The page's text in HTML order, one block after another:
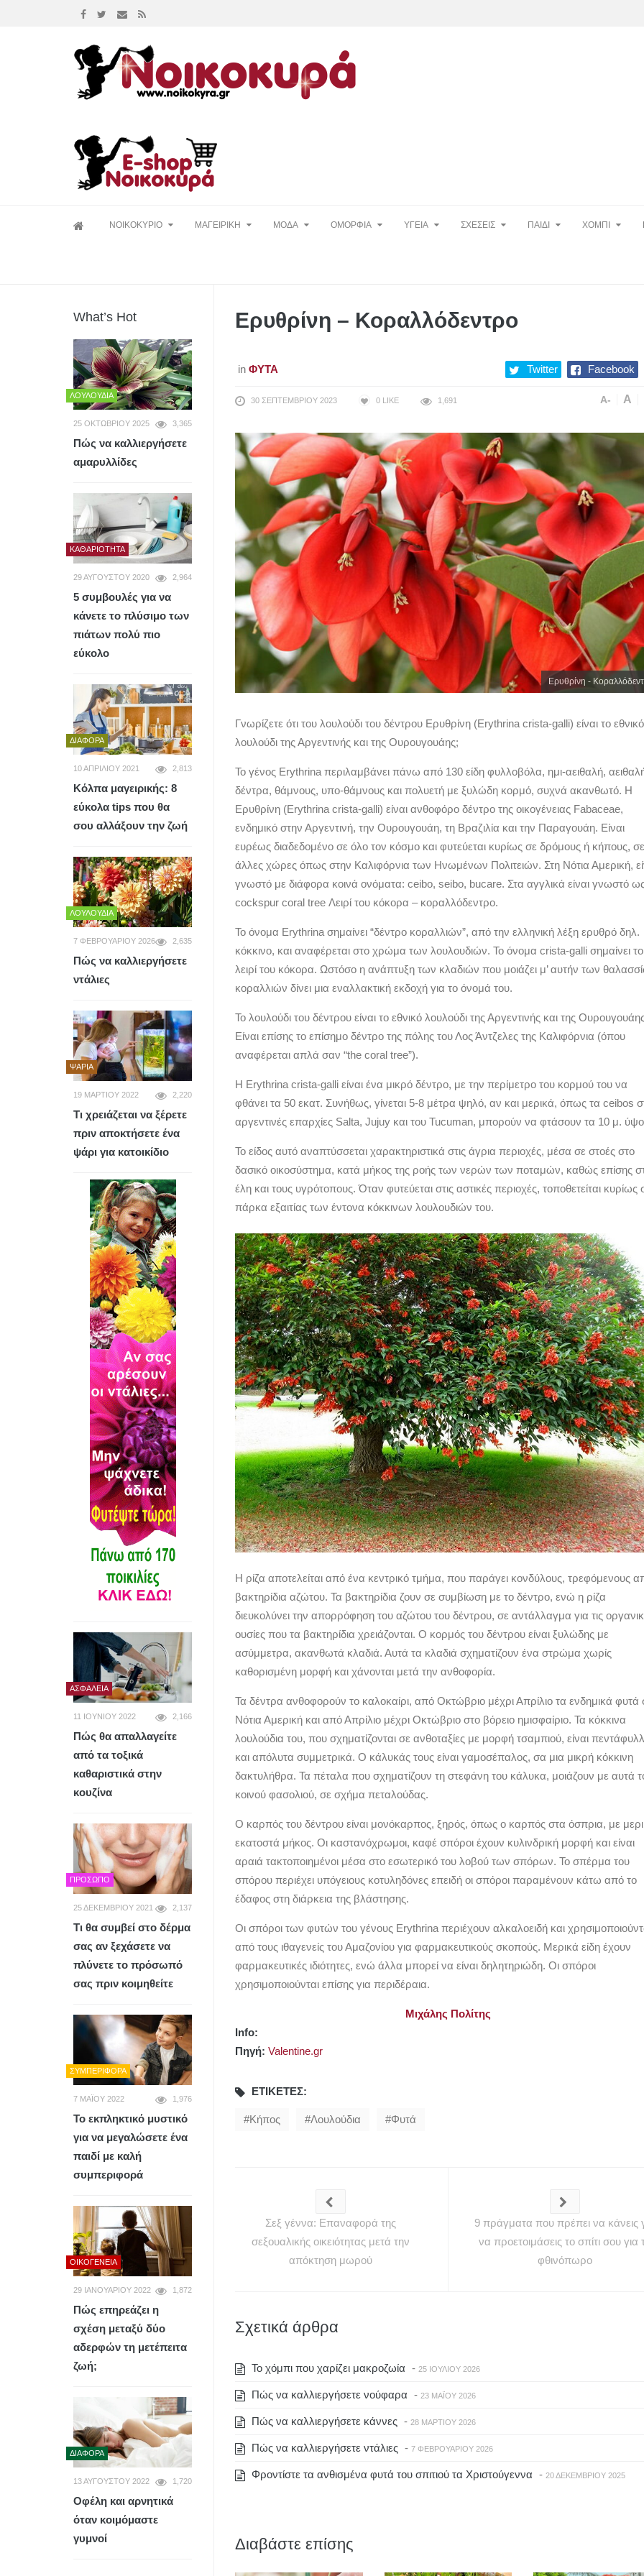
to
ΝΟΙΚΟΚΥΡΙΟ ΜΑΓΕΙΡΙΚΗ ΜΟΔΑ ΟΜΟΡΦΙΑ ΥΓΕΙΑ ΣΧΕΣΕΙΣ ΠΑΙΔΙ ΧΟΜΠΙ
Ερυθρίνη – Κοραλλόδεντρο
in ΦΥΤΆ Twitter Facebook
30 ΣΕΠΤΕΜΒΡΊΟΥ 2023 0 LIKE 1,691 A- A
Ερυθρίνη -
Γνωρίζετε ότι του λουλούδι του δέντρου Ερυθρίνη (Erythrina crista-galli) είναι το εθνικό
λουλούδι της Αργεντινής και της Ουρουγουάης;
Το γένος Erythrina περιλαμβάνει πάνω από 130 είδη φυλλοβόλα, ημι-αειθαλή,
δέντρα, θάμνους, υπο-θάμνους και πολυετή με ξυλώδη κορμό, συχνά ακανθωτό. Η
Ερυθρίνη (Erythrina crista-galli) είναι ανθοφόρο δέντρο της οικογένειας Fabaceae,
ενδημικό στην Αργεντινή, την Ουρουγουάη, τη Βραζιλία και την Παραγουάη. Είναι
ευρέως διαδεδομένο σε όλο τον κόσμο και φυτεύεται κυρίως σε δρόμους ή κήπους, σε
άλλες χώρες όπως στην Καλιφόρνια των Ηνωμένων Πολιτειών. Στη Νότια Αμερική,
γνωστό με διάφορα κοινά ονόματα: ceibo, seibo, bucare. Στα αγγλικά είναι γνωστό
cockspur coral tree Λειρί του κόκορα – κοραλλόδεντρο.
Το όνομα Erythrina σημαίνει “δέντρο κοραλλιών”, από την ελληνική λέξη ερυθρό δηλ.
κόκκινο, και αναφέρεται στο χρώμα των λουλουδιών. Το όνομα crista-galli σημαίνει το
λειρί του κόκορα. Ωστόσο η ανάπτυξη των κλαδιών που μοιάζει μ’ αυτήν των
κοραλλιών δίνει μια εναλλακτική εκδοχή για το όνομά του.
Το λουλούδι του δέντρου είναι το εθνικό λουλούδι της Αργεντινής και της
Είναι επίσης το επίσημο δέντρο της πόλης του Λος Άντζελες της Καλιφόρνια (όπου
αναφέρεται απλά σαν “the coral tree”).
Η Erythrina crista-galli είναι ένα μικρό δέντρο, με την περίμετρο του κορμού του να
φθάνει τα 50 εκατ. Συνήθως, γίνεται 5-8 μέτρα ψηλό, αν και μερικά, όπως τα ceibos
αργεντινές επαρχίες Salta, Jujuy και του Tucuman, μπορούν να φτάσουν τα 10 μ.
Το είδος αυτό αναπτύσσεται χαρακτηριστικά στις άγρια περιοχές, μέσα σε στοές στο
δασικό οικοσύστημα, κατά μήκος της ροής των νερών των ποταμών, καθώς επίσης
έλη και τους υγρότοπους. Όταν φυτεύεται στις αστικές περιοχές, τοποθετείται κυρίως
πάρκα εξαιτίας των έντονα κόκκινων λουλουδιών του.
Η ρίζα αποτελείται από ένα κεντρικό τμήμα, που παράγει κονδύλους, τρεφόμενους
βακτηρίδια αζώτου. Τα βακτηρίδια ζουν σε συμβίωση με το δέντρο, ενώ η ρίζα
διευκολύνει την απορρόφηση του αζώτου του δέντρου, σε αντάλλαγμα για τις
ουσίες που τα βακτηρίδια χρειάζονται. Ο κορμός του δέντρου είναι ξυλώδης με
ασύμμετρα, ακανθωτά κλαδιά. Αυτά τα κλαδιά σχηματίζουν ένα στρώμα χωρίς
καθορισμένη μορφή και χάνονται μετά την ανθοφορία.
Τα δέντρα ανθοφορούν το καλοκαίρι, από Οκτώβριο μέχρι Απρίλιο τα ενδημικά φυτά
Νότια Αμερική και από Απρίλιο μέχρι Οκτώβριο στο βόρειο ημισφαίριο. Τα κόκκινα
λουλούδια του, που σχηματίζονται σε ανθοταξίες με μορφή τσαμπιού, είναι
και απόλυτα συμμετρικά. Ο κάλυκάς τους είναι γαμοσέπαλος, σα μια μικρή κόκκινη
δακτυλήθρα. Τα πέταλα που σχηματίζουν τη στεφάνη του κάλυκα, μοιάζουν με αυτά
κοινού φασολιού, σε σχήμα πεταλούδας.
Ο καρπός του δέντρου είναι μονόκαρπος, ξηρός, όπως ο καρπός στα όσπρια, με
εκατοστά μήκος. Οι καστανόχρωμοι, καφέ σπόροι έχουν κυλινδρική μορφή και είναι
αραιά τακτοποιημένοι μέσα στο εσωτερικό του λοβού των σπόρων. Το σπέρμα του
σπόρου περιέχει υπόγειους κοτυληδόνες επειδή οι σπόροι παραμένουν κάτω από το
έδαφος στη διάρκεια της βλάστησης.
Οι σπόροι των φυτών του γένους Erythrina περιέχουν αλκαλοειδή και
από τους ιθαγενείς του Αμαζονίου για φαρμακευτικούς σκοπούς. Μερικά είδη έχουν
φαρμακευτικές ιδιότητες, ενώ άλλα μπορεί να είναι δηλητηριώδη. Οι σπόροι
χρησιμοποιούνται επίσης για περιδέραια.
Μιχάλης Πολίτης
Info:
Πηγή: Valentine.gr
ΕΤΙΚΈΤΕΣ:
Κήπος Λουλούδια Φυτά
Σεξ γέννα: Επαναφορά της
σεξουαλικής οικειότητας μετά την
απόκτηση μωρού
9 πράγματα που πρέπει να κάνεις
να προετοιμάσεις το σπίτι σου για
φθινόπωρο
Σχετικά άρθρα
To χόμπι που χαρίζει μακροζωία - 25 ΙΟΥΛΊΟΥ 2026
Πώς να καλλιεργήσετε νούφαρα - 23 ΜΑΪ́ΟΥ 2026
Πώς να καλλιεργήσετε κάννες - 28 ΜΑΡΤΊΟΥ 2026
Πώς να καλλιεργήσετε ντάλιες - 7 ΦΕΒΡΟΥΑΡΊΟΥ 2026
Φροντίστε τα ανθισμένα φυτά του σπιτιού τα Χριστούγεννα - 20 ΔΕΚΕΜΒΡΊΟΥ 2025
Διαβάστε επίσης
What’s Hot
ΛΟΥΛΟΎΔΙΑ
25 ΟΚΤΩΒΡΊΟΥ 2025 3,365
Πώς να καλλιεργήσετε
αμαρυλλίδες
ΚΑΘΑΡΙΌΤΗΤΑ
29 ΑΥΓΟΎΣΤΟΥ 2020 2,964
5 συμβουλές για να
κάνετε το πλύσιμο των
πιάτων πολύ πιο
εύκολο
ΔΙΆΦΟΡΑ
10 ΑΠΡΙΛΊΟΥ 2021 2,813
Κόλπα μαγειρικής: 8
εύκολα tips που θα
σου αλλάξουν την ζωή
ΛΟΥΛΟΎΔΙΑ
7 ΦΕΒΡΟΥΑΡΊΟΥ 2026 2,635
Πώς να καλλιεργήσετε
ντάλιες
ΨΆΡΙΑ
19 ΜΑΡΤΊΟΥ 2022 2,220
Τι χρειάζεται να ξέρετε
πριν αποκτήσετε ένα
ψάρι για κατοικίδιο
ΑΣΦΆΛΕΙΑ
11 ΙΟΥΝΊΟΥ 2022 2,166
Πώς θα απαλλαγείτε
από τα τοξικά
καθαριστικά στην
κουζίνα
ΠΡΌΣΩΠΟ
25 ΔΕΚΕΜΒΡΊΟΥ 2021 2,137
Τι θα συμβεί στο δέρμα
σας αν ξεχάσετε να
πλύνετε το πρόσωπό
σας πριν κοιμηθείτε
ΣΥΜΠΕΡΙΦΟΡΆ
7 ΜΑΪ́ΟΥ 2022 1,976
Το εκπληκτικό μυστικό
για να μεγαλώσετε ένα
παιδί με καλή
συμπεριφορά
ΟΙΚΟΓΈΝΕΙΑ
29 ΙΑΝΟΥΑΡΊΟΥ 2022 1,872
Πώς επηρεάζει η
σχέση μεταξύ δύο
αδερφών τη μετέπειτα
ζωή;
ΔΙΆΦΟΡΑ
13 ΑΥΓΟΎΣΤΟΥ 2022 1,720
Οφέλη και αρνητικά
όταν κοιμόμαστε
γυμνοί